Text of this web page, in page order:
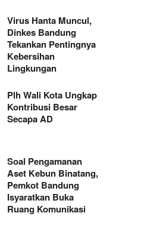
Virus Hanta Muncul,
Dinkes Bandung
Tekankan Pentingnya
Kebersihan
Lingkungan
Plh Wali Kota Ungkap
Kontribusi Besar
Secapa AD
Soal Pengamanan
Aset Kebun Binatang,
Pemkot Bandung
Isyaratkan Buka
Ruang Komunikasi